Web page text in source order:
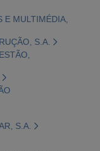
E MULTIMÉDIA,
S.A.
S.A.